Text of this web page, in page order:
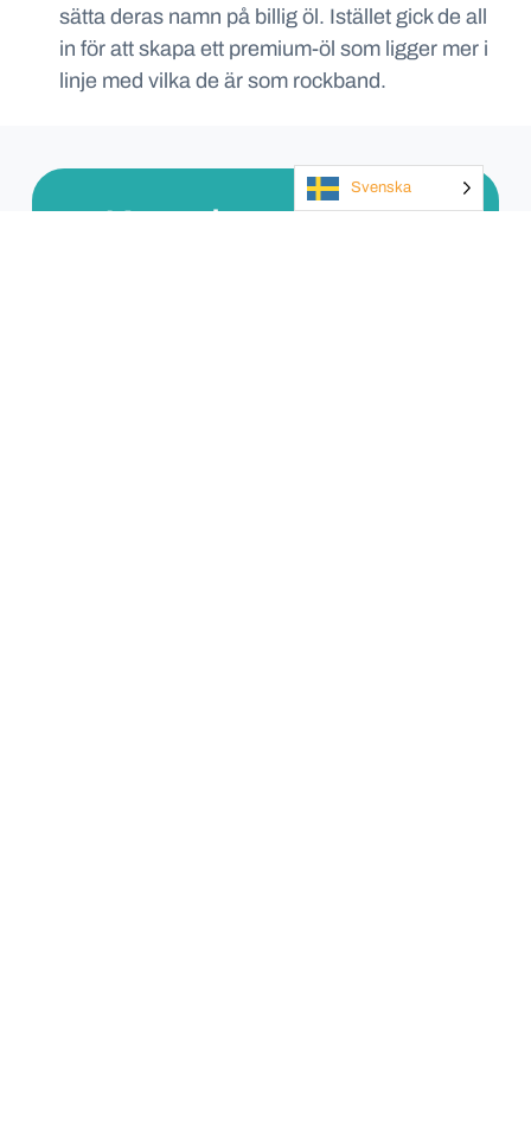
sätta deras namn på billig öl. Istället gick de all
in för att skapa ett premium-öl som ligger mer i
linje med vilka de är som rockband.
Kontakta oss idag
Svenska